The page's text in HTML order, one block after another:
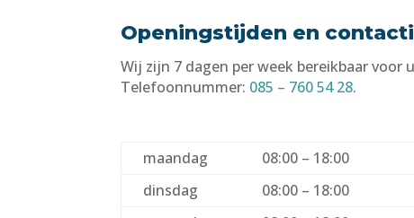
Openingstijden en
Wij zijn 7 dagen per week bereikbaar voor
Telefoonnummer: 085 – 760 54 28.
maandag
08:00 – 18:00
dinsdag
08:00 – 18:00